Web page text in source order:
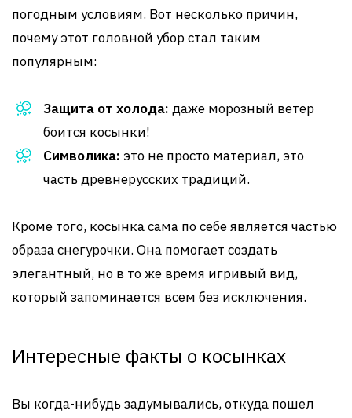
погодным условиям. Вот несколько причин,
почему этот головной убор стал таким
популярным:
Защита от холода: даже морозный ветер
боится косынки!
Символика: это не просто материал, это
часть древнерусских традиций.
Кроме того, косынка сама по себе является частью
образа снегурочки. Она помогает создать
элегантный, но в то же время игривый вид,
который запоминается всем без исключения.
Интересные факты о косынках
Вы когда-нибудь задумывались, откуда пошел